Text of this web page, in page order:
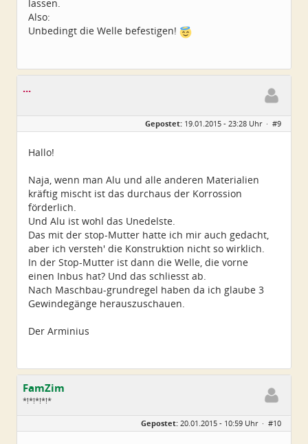
lassen.
Also:
Unbedingt die Welle befestigen!
...
Gepostet: 19.01.2015 - 23:28 Uhr · #9
Hallo!
Naja, wenn man Alu und alle anderen Materialien
kräftig mischt ist das durchaus der Korrossion
förderlich.
Und Alu ist wohl das Unedelste.
Das mit der stop-Mutter hatte ich mir auch gedacht,
aber ich versteh' die Konstruktion nicht so wirklich.
In der Stop-Mutter ist dann die Welle, die vorne
einen Inbus hat? Und das schliesst ab.
Nach Maschbau-grundregel haben da ich glaube 3
Gewindegänge herauszuschauen.
Der Arminius
FamZim
*!*!*!*!*
Beiträge:
2350
Gepostet: 20.01.2015 - 10:59 Uhr · #10